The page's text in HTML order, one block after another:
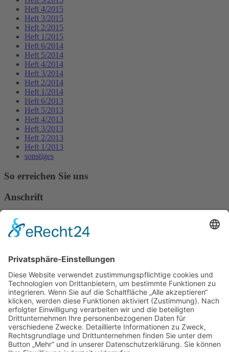
Heft 4/2015
Heft 3/2015
Heft 2/2015
Heft 1/2015
Heft 6/2014
Heft 5/2014
Heft 4/2014
Heft 3/2014
Heft 2/2014
Heft 1/2014
Heft 6/2013
Heft 5/2013
Heft 4/2013
Heft 3/2013
Heft 2/2013
Heft 1/2013
sonstiges
So erreichen Sie uns
Anschrift
Verband Deutscher Tierheilpraktiker e.V.
Verbandsverwaltung
Am Rosenbraken 12
E-Mail
Diese E-Mail-Adresse ist vor Spambots geschützt! Zur Anzeige
muss JavaScript eingeschaltet sein!
Diese E-Mail-Adresse ist vor Spambots geschützt! Zur Anzeige
muss JavaScript eingeschaltet sein!
Telefon Service-Team